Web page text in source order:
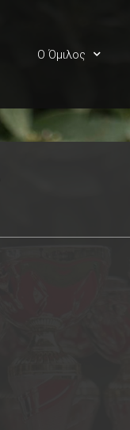
Ο Όμιλος